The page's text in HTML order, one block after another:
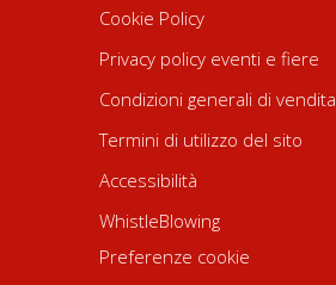
Cookie Policy
Privacy policy eventi e fiere
Condizioni generali di vendita
Termini di utilizzo del sito
Accessibilità
WhistleBlowing
Preferenze cookie